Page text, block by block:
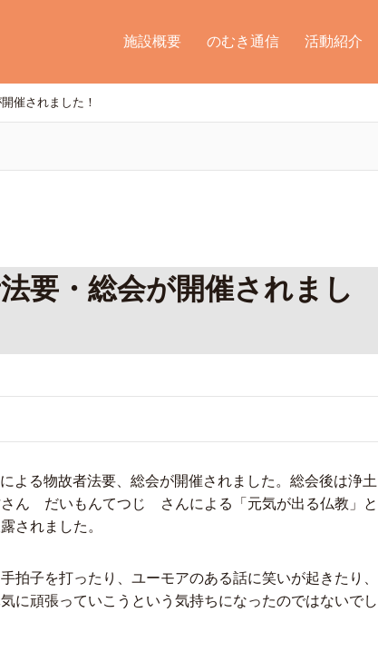
施設概要 のむき通信 活動紹介
催されました！
要・総会が開催されまし
よる物故者法要、総会が開催されました。総会後は浄土
ん だいもんてつじ さんによる「元気が出る仏教」と
されました。
拍子を打ったり、ユーモアのある話に笑いが起きたり、
に頑張っていこうという気持ちになったのではないでし